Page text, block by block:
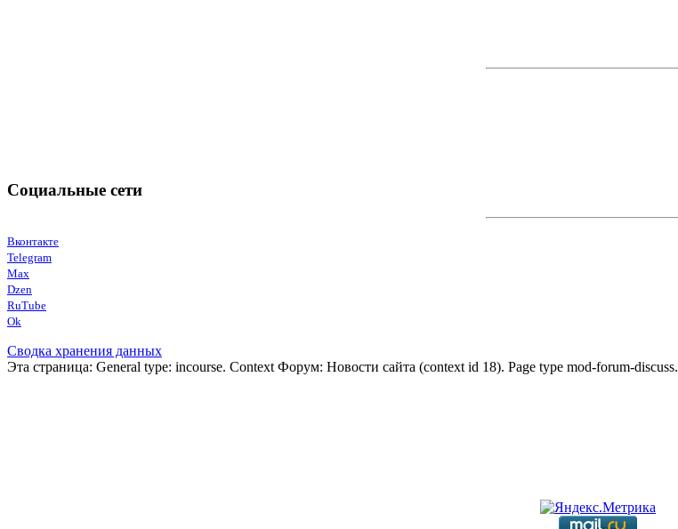
Социальные сети
Вконтакте
Telegram
Max
Dzen
RuTube
Ok
Сводка хранения данных
Эта страница: General type: incourse. Context Форум: Новости сайта (context id 18). Page type mod-forum-discuss.